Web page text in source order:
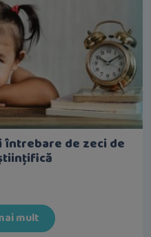
întrebare de zeci de
mult